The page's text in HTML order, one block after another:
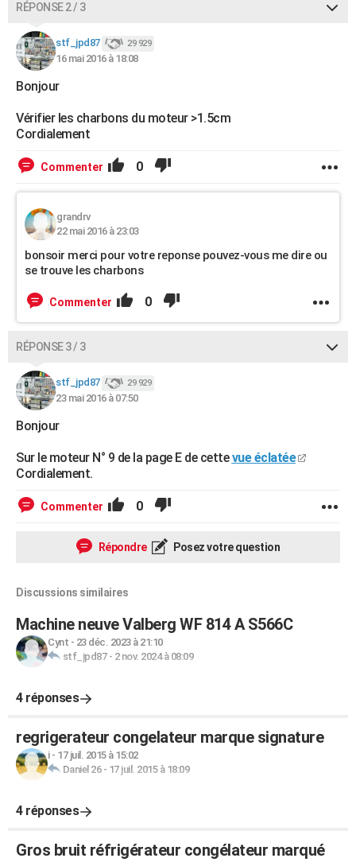
RÉPONSE 2 / 3
stf_jpd87 29 929
16 mai 2016 à 18:08
Bonjour
Vérifier les charbons du moteur >1.5cm
Cordialement
Commenter 0
grandrv
22 mai 2016 à 23:03
bonsoir merci pour votre reponse pouvez-vous me dire ou
se trouve les charbons
Commenter 0
RÉPONSE 3 / 3
stf_jpd87 29 929
23 mai 2016 à 07:50
Bonjour
Sur le moteur N° 9 de la page E de cettevue éclatée
Cordialement.
Commenter 0
Répondre Posez votre question
Discussions similaires
Machine neuve Valberg WF 814 A S566C
Cynt - 23 déc. 2023 à 21:10
stf_jpd87- 2 nov. 2024 à 08:09
4 réponses
regrigerateur congelateur marque signature
i- 17 juil. 2015 à 15:02
Daniel 26- 17 juil. 2015 à 18:09
4 réponses
Gros bruit réfrigérateur congélateur marqué